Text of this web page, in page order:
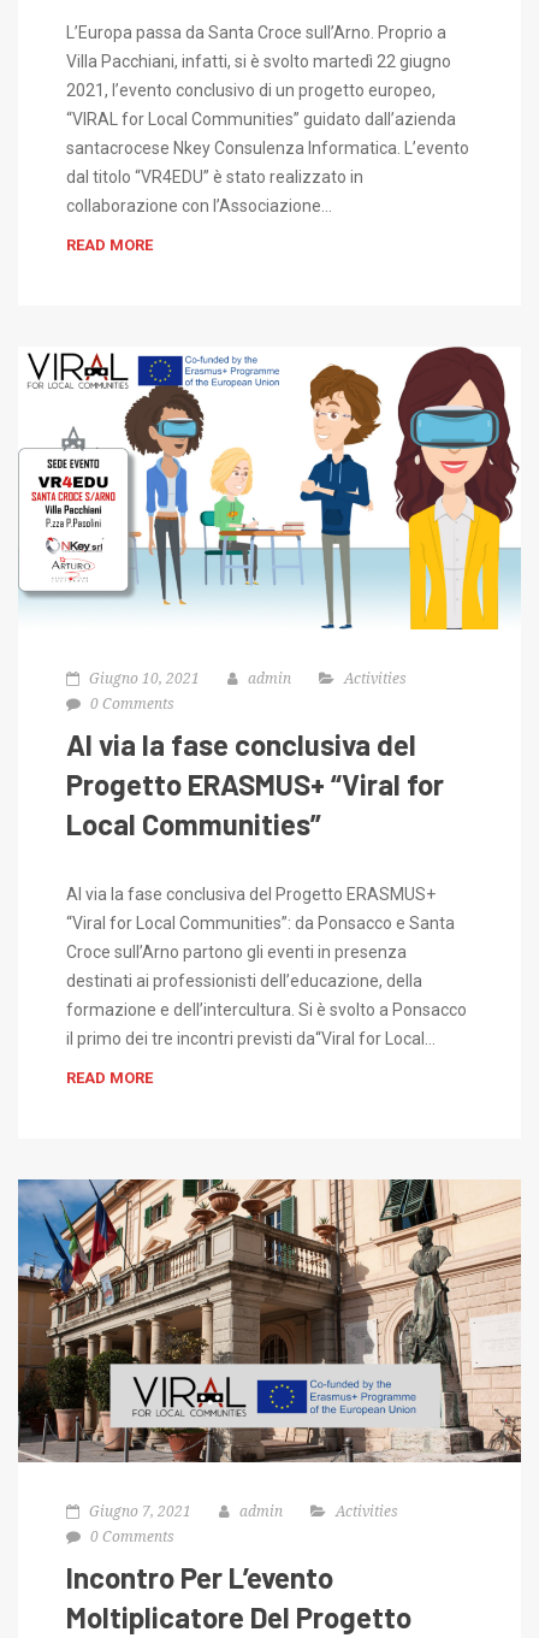
L’Europa passa da Santa Croce sull’Arno. Proprio a
Villa Pacchiani, infatti, si è svolto martedì 22 giugno
2021, l’evento conclusivo di un progetto europeo,
“VIRAL for Local Communities” guidato dall’azienda
santacrocese Nkey Consulenza Informatica. L’evento
dal titolo “VR4EDU” è stato realizzato in
collaborazione con l’Associazione…
READ MORE
Giugno 10, 2021 admin
Activities
0 Comments
Al via la fase conclusiva del
Progetto ERASMUS+ “Viral for
Local Communities”
Al via la fase conclusiva del Progetto ERASMUS+
“Viral for Local Communities”: da Ponsacco e Santa
Croce sull’Arno partono gli eventi in presenza
destinati ai professionisti dell’educazione, della
formazione e dell’intercultura. Si è svolto a Ponsacco
il primo dei tre incontri previsti da“Viral for Local…
READ MORE
Giugno 7, 2021 admin
Activities
0 Comments
Incontro Per L’evento
Moltiplicatore Del Progetto